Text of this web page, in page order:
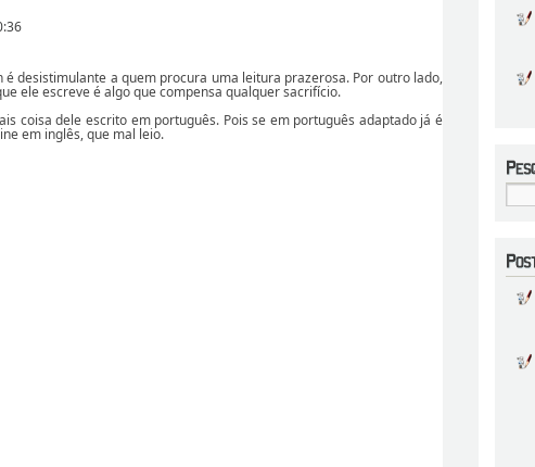
é desistimulante a quem procura uma leitura prazerosa. Por outro lado,
ele escreve é algo que compensa qualquer sacrifício.
coisa dele escrito em português. Pois se em português adaptado já é
em inglês, que mal leio.